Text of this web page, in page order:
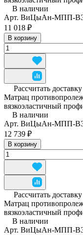
В наличии
Арт. ВиЦыАн-МПП-
11 018 ₽
В корзину
Рассчитать доставку
Матрац
вязкоэластичный
В наличии
Арт. ВиЦыАн-МПП-
12 739 ₽
В корзину
Рассчитать доставку
Матрац
вязкоэластичный
В наличии
Арт. ВиЦыАн-МПП-